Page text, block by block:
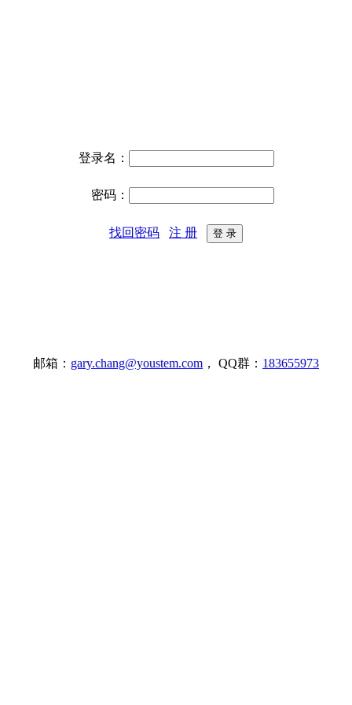
登录名：
密码：
找回密码 注 册
邮箱： gary.chang@youstem.com ， QQ群： 183655973